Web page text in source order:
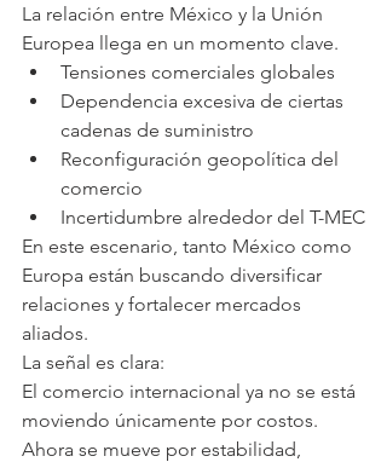
La relación entre México y la Unión
Europea llega en un momento clave.
Tensiones comerciales globales
Dependencia excesiva de ciertas
cadenas de suministro
Reconfiguración geopolítica del
comercio
Incertidumbre alrededor del T-MEC
En este escenario, tanto México como
Europa están buscando diversificar
relaciones y fortalecer mercados
aliados.
La señal es clara:
El comercio internacional ya no se está
moviendo únicamente por costos.
Ahora se mueve por estabilidad,